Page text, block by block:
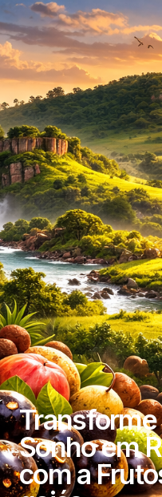
Transforme
Sonho em
com a